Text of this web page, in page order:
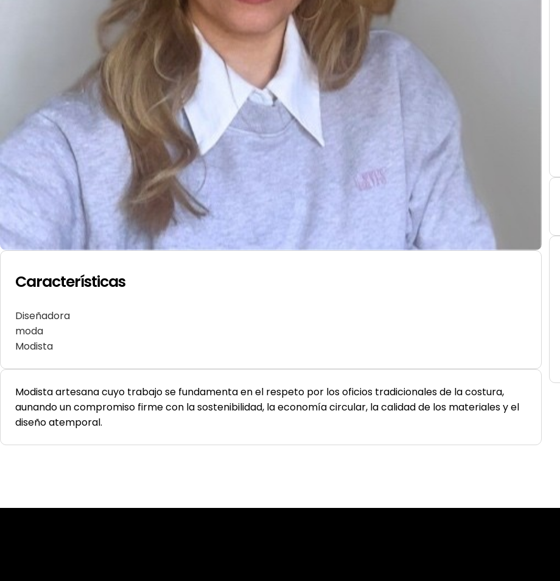
Características
Diseñadora
moda
Modista
Modista artesana cuyo trabajo se fundamenta en el respeto por los oficios tradicionales de la costura,
aunando un compromiso firme con la sostenibilidad, la economía circular, la calidad de los materiales y el
diseño atemporal.